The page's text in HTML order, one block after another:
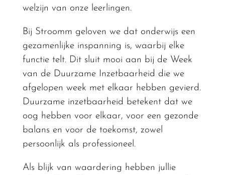
welzijn van onze leerlingen.
Bij Stroomm geloven we dat onderwijs een
gezamenlijke inspanning is, waarbij elke
functie telt. Dit sluit mooi aan bij de Week
van de Duurzame Inzetbaarheid die we
afgelopen week met elkaar hebben gevierd.
Duurzame inzetbaarheid betekent dat we
oog hebben voor elkaar, voor een gezonde
balans en voor de toekomst, zowel
persoonlijk als professioneel.
Als blijk van waardering hebben jullie